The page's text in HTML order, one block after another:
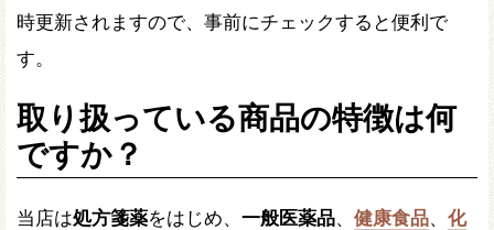
時更新されますので、事前にチェックすると便利で
す。
取り扱っている商品の特徴は何
ですか？
当店は処方箋薬をはじめ、 一般医薬品、 健康食品、 化